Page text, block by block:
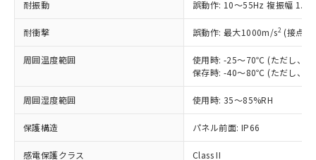
耐振動 誤動作: 10～55Hz 複振幅
耐衝撃 誤動作: 最大1000m/s2 (接点
周囲温度範囲
使用時: -25～70℃ (ただし、氷
保存時: -40～80℃ (ただし、氷
周囲湿度範囲 使用時: 35～85%RH
保護構造 パネル前面: IP66
感電保護クラス Class II
タに基づき作成されるものであり、閲
覧された時点での実際の在庫および標
準価格とは異なる場合があることをご
正式な納期状況および標準価格はお客
様のお取引先、またはお客様担当のオ
ムロン制御機器販売店・当社販売員に
オムロン制御機器販売店や当社販売拠
販売ネットワーク
」をご確認
ください。
鉛(Pb) 1000ppm以下、 水銀(Hg) 1000ppm以下、 カド
六価クロム(Cr(Ⅵ)) 1000ppm以下、ポリ臭化ビフェニル
類(PBB) 1000ppm以下、ポリ臭化ジフェニルエーテル類
(PBDE) 1000ppm以下、フタル酸ビス(2-エチルヘキシ
ル) (DEHP)(別名：DOP) 1000ppm以下、フタル酸ブチ
ルベンジル（BBP） 1000ppm以下、フタル酸ジブチル
（DBP） 1000ppm以下、フタル酸ジイソブチル
(DIBP) 1000ppm以下
但し、RoHS指令で産業用監視および制御機器に対する
フタル酸エステル類の４物質については閾値を超える意
図的な使用がないことを確認しています。
Cr(Ⅵ)(六価クロム) : 1000ppm、 PBBs(ポリ臭化ビフェ
ニル類) : 1000ppm、 PBDEs(ポリ臭化ジフェニルエーテ
ル類) : 1000ppm、
DBP(フタル酸ジブチル) : 1000ppm、 DIBP(フタル酸ジ
イソブチル) : 1000ppm、 BBP(フタル酸ブチルベンジ
ル) : 1000ppm、
※2 環境保護使用期限
または国外への提供する場合は、日本
国政府の輸出許可(または役務取引許
可)を取得するなどの必要な手続きを
当社は規制貨物を破棄する場合は、完
全に破砕するなど、違法に輸出されな
いよう必要な手段を講じます。
当社は貴社製品を、核兵器、ミサイ
ル、化学兵器、生物兵器またはその他
武器並びにこれらの製造装置等に一切
使用いたしません。
○ 一定数以上の在庫あり
一定数には満たないが在庫あり
在庫なし(最新の在庫状況につ
いては、お客様のお取引先、ま
たはお客様担当のオムロン制御